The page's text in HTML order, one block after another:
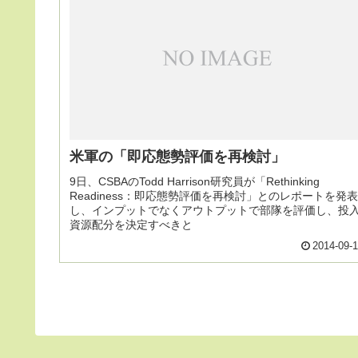
米軍の「即応態勢評価を再検討」
9日、CSBAのTodd Harrison研究員が「Rethinking
Readiness：即応態勢評価を再検討」とのレポートを発表
し、インプットでなくアウトプットで部隊を評価し、投
資源配分を決定すべきと
2014-09-